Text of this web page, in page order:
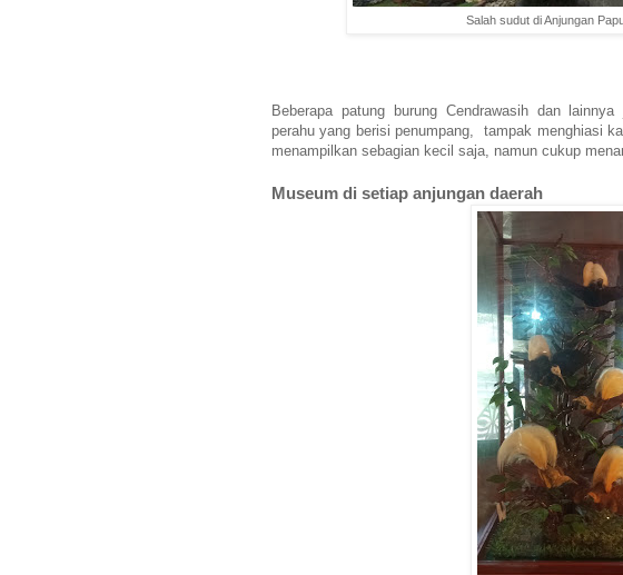
Salah sudut di Anjungan
Beberapa patung burung Cendrawasih dan
perahu yang berisi penumpang, tampak menghiasi
menampilkan sebagian kecil saja, namun cukup
Museum di setiap anjungan daerah